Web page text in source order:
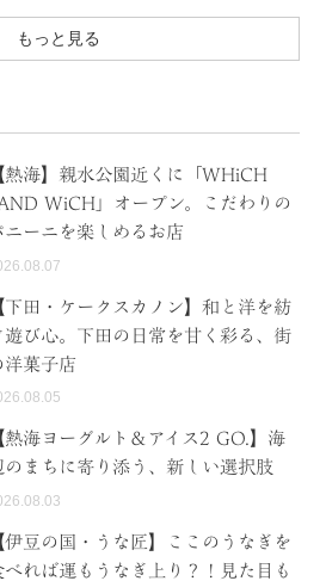
もっと見る
熱海】親水公園近くに「WHiCH
WiCH」オープン。こだわりの
ニーニを楽しめるお店
下田・ケークスカノン】和と洋を紡
遊び心。下田の日常を甘く彩る、街
洋菓子店
熱海ヨーグルト＆アイス2 GO.】海
のまちに寄り添う、新しい選択肢
伊豆の国・うな匠】ここのうなぎを
べれば運もうなぎ上り？！見た目も